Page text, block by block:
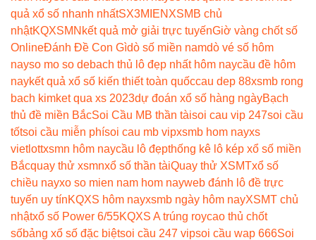
quả xổ số nhanh nhấtSX3MIEN XSMB chủ
nhậtKQXSMN kết quả mở giải trực tuyếnGiờ vàng chốt số
OnlineĐánh Đề Con Gìdò số miền namdò vé số hôm
nayso mo so debach thủ lô đẹp nhất hôm naycầu đề hôm
naykết quả xổ số kiến thiết toàn quốccau dep 88xsmb rong
bach kimket qua xs 2023dự đoán xổ số hàng ngàyBạch
thủ đề miền BắcSoi Cầu MB thần tàisoi cau vip 247soi cầu
tốtsoi cầu miễn phísoi cau mb vipxsmb hom nayxs
vietlottxsmn hôm naycầu lô đẹpthống kê lô kép xổ số miền
Bắcquay thử xsmnxổ số thần tàiQuay thử XSMTxổ số
chiều nayxo so mien nam hom nayweb đánh lô đề trực
tuyến uy tínKQXS hôm nayxsmb ngày hôm nayXSMT chủ
nhậtxổ số Power 6/55KQXS A trúng roycao thủ chốt
sốbảng xổ số đặc biệtsoi cầu 247 vipsoi cầu wap 666Soi